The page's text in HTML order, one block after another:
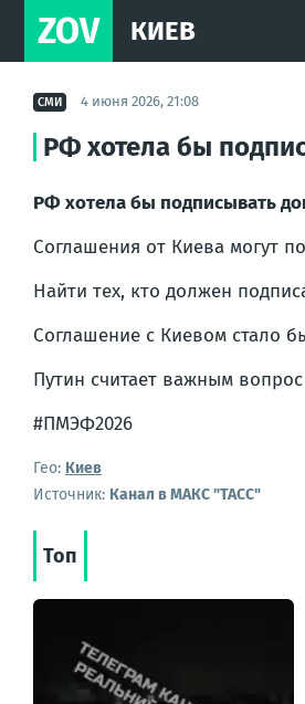
ZOV КИЕВ
СМИ 4 июня 2026, 21:08
РФ хотела бы
РФ хотела бы подписывать
Соглашения от Киева могут
Найти тех, кто должен
Соглашение с Киевом стало
Путин считает важным
#ПМЭФ2026
Гео: Киев
Источник: Канал в МАКС "ТАСС"
Топ